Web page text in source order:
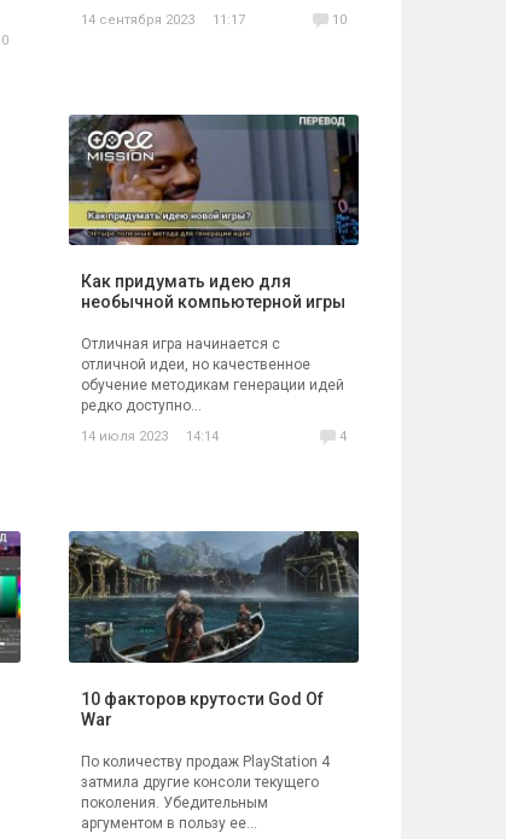
0
14 сентября 2023 11:17 10
Как придумать идею для
необычной компьютерной игры
Отличная игра начинается с
отличной идеи, но качественное
обучение методикам генерации идей
редко доступно...
14 июля 2023 14:14 4
10 факторов крутости God Of
War
По количеству продаж PlayStation 4
затмила другие консоли текущего
поколения. Убедительным
аргументом в пользу ее...